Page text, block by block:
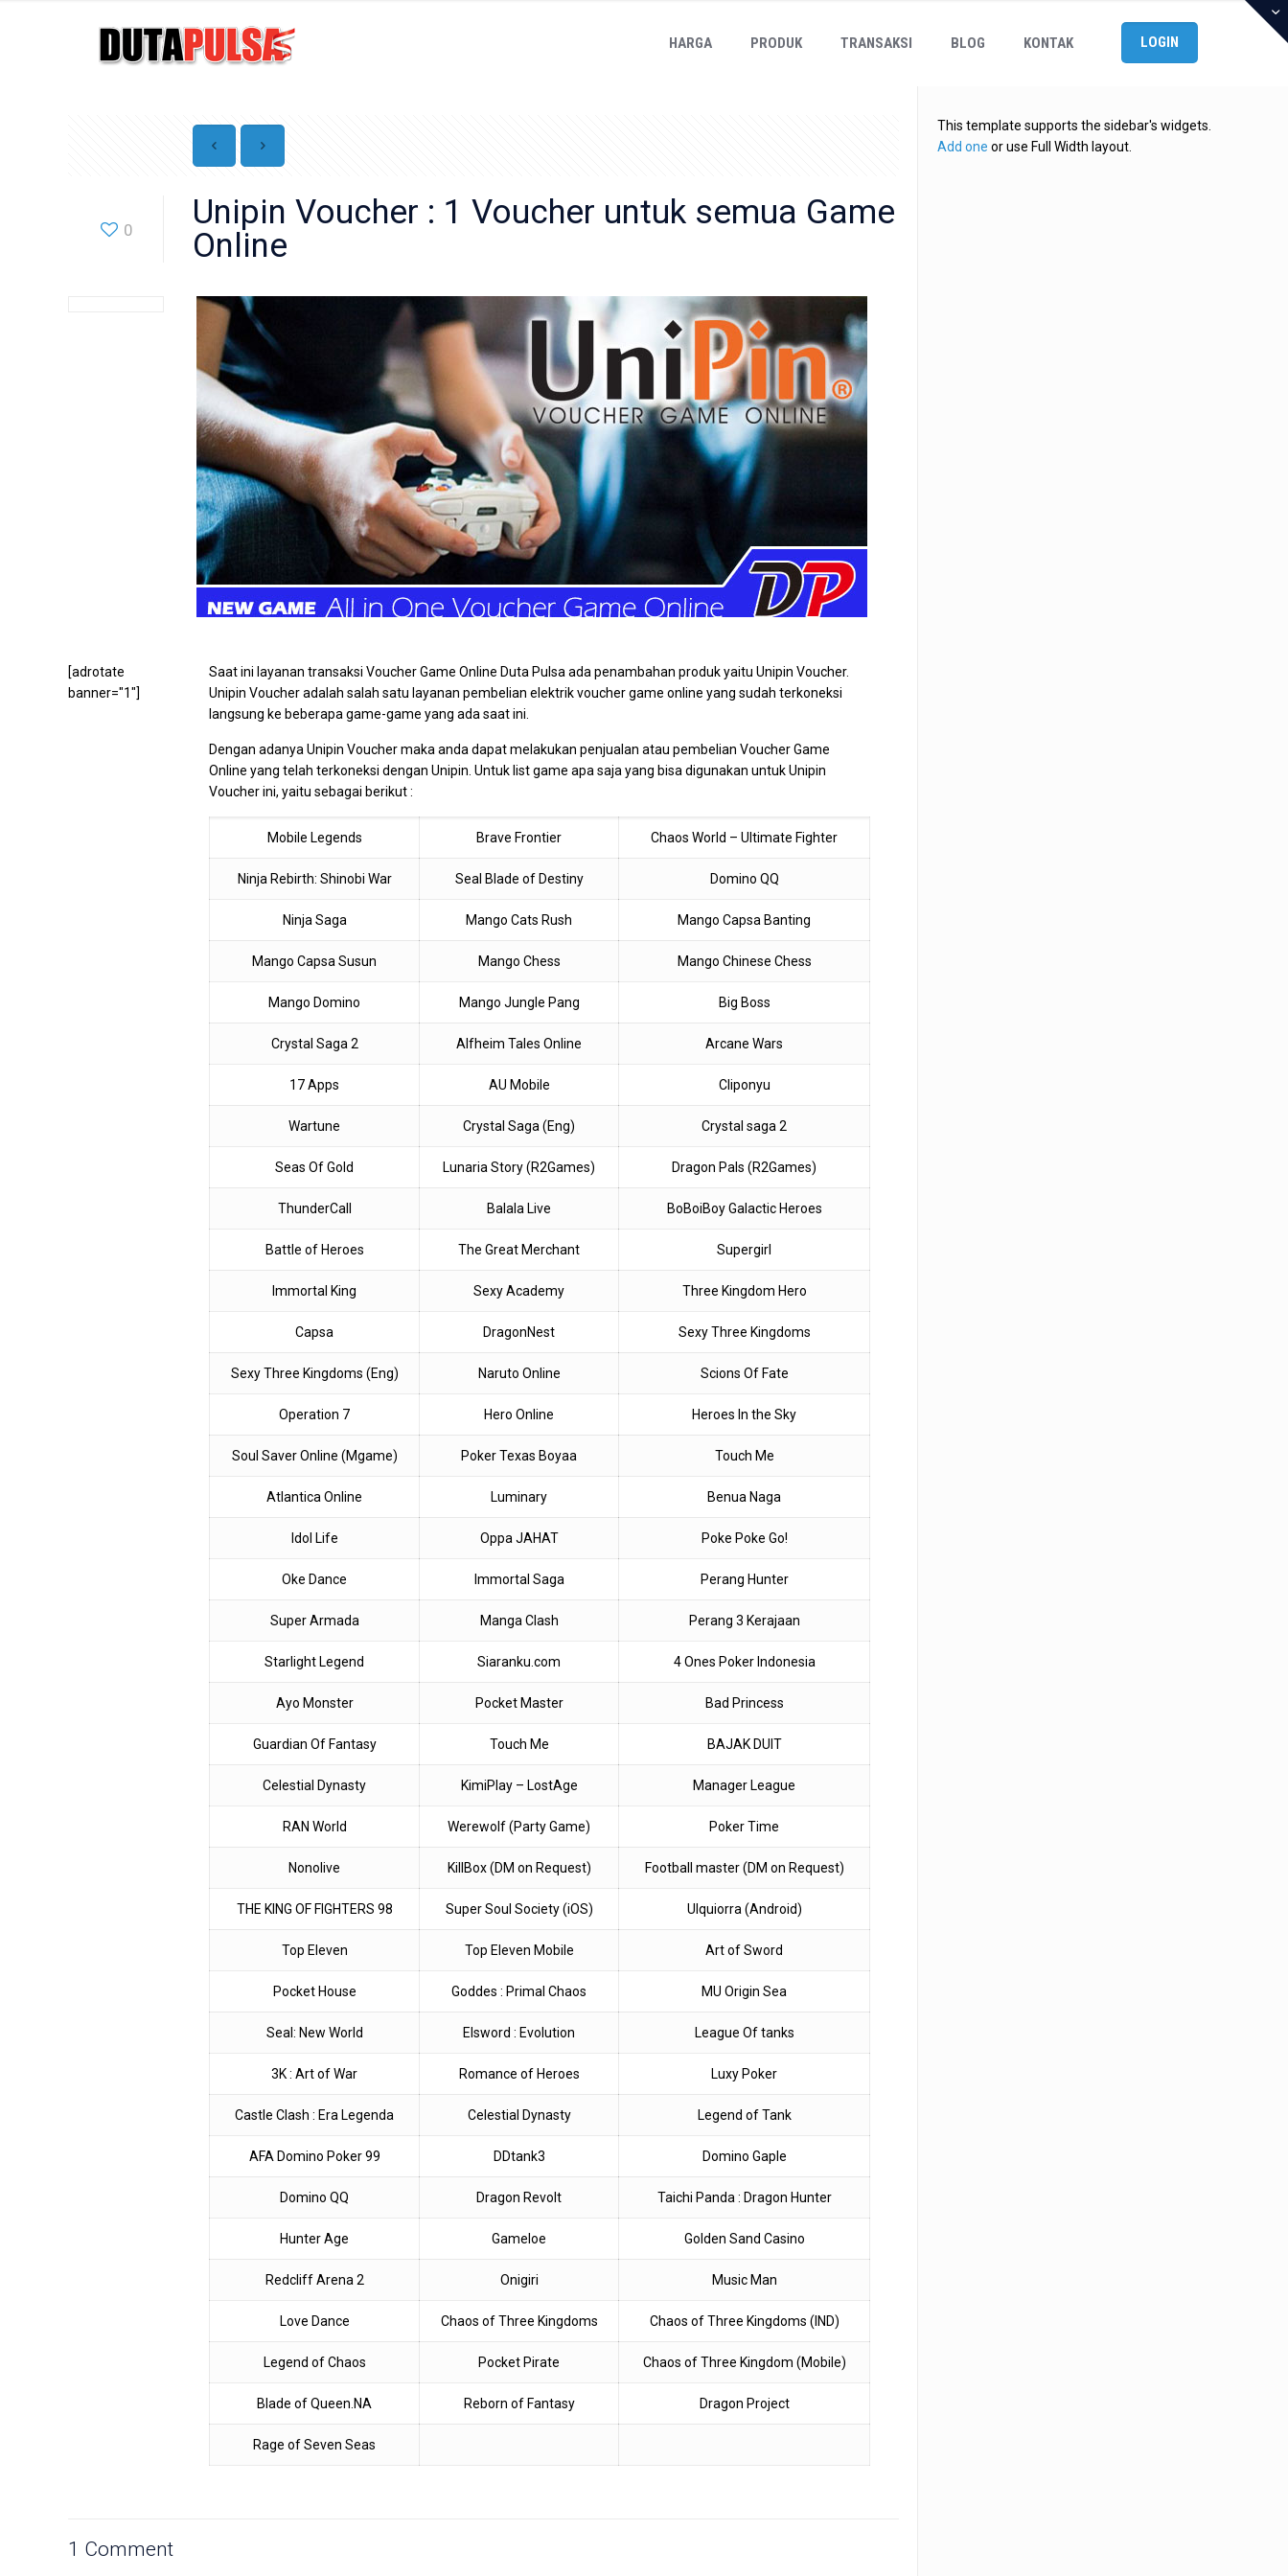
HARGA PRODUK TRANSAKSI BLOG KONTAK LOGIN
0
Unipin Voucher : 1 Voucher untuk semua Game
Online
[adrotate
banner="1"]
Saat ini layanan transaksi Voucher Game Online Duta Pulsa ada penambahan produk yaitu Unipin Voucher.
Unipin Voucher adalah salah satu layanan pembelian elektrik voucher game online yang sudah terkoneksi
langsung ke beberapa game-game yang ada saat ini.
Dengan adanya Unipin Voucher maka anda dapat melakukan penjualan atau pembelian Voucher Game
Online yang telah terkoneksi dengan Unipin. Untuk list game apa saja yang bisa digunakan untuk Unipin
Voucher ini, yaitu sebagai berikut :
Mobile Legends Brave Frontier Chaos World – Ultimate Fighter
Ninja Rebirth: Shinobi War Seal Blade of Destiny Domino QQ
Ninja Saga Mango Cats Rush Mango Capsa Banting
Mango Capsa Susun Mango Chess Mango Chinese Chess
Mango Domino Mango Jungle Pang Big Boss
Crystal Saga 2 Alfheim Tales Online Arcane Wars
17 Apps AU Mobile Cliponyu
Wartune Crystal Saga (Eng) Crystal saga 2
Seas Of Gold Lunaria Story (R2Games) Dragon Pals (R2Games)
ThunderCall Balala Live BoBoiBoy Galactic Heroes
Battle of Heroes The Great Merchant Supergirl
Immortal King Sexy Academy Three Kingdom Hero
Capsa DragonNest Sexy Three Kingdoms
Sexy Three Kingdoms (Eng) Naruto Online Scions Of Fate
Operation 7 Hero Online Heroes In the Sky
Soul Saver Online (Mgame) Poker Texas Boyaa Touch Me
Atlantica Online Luminary Benua Naga
Idol Life Oppa JAHAT Poke Poke Go!
Oke Dance Immortal Saga Perang Hunter
Super Armada Manga Clash Perang 3 Kerajaan
Starlight Legend Siaranku.com 4 Ones Poker Indonesia
Ayo Monster Pocket Master Bad Princess
Guardian Of Fantasy Touch Me BAJAK DUIT
Celestial Dynasty KimiPlay – LostAge Manager League
RAN World Werewolf (Party Game) Poker Time
Nonolive KillBox (DM on Request) Football master (DM on Request)
THE KING OF FIGHTERS 98 Super Soul Society (iOS) Ulquiorra (Android)
Top Eleven Top Eleven Mobile Art of Sword
Pocket House Goddes : Primal Chaos MU Origin Sea
Seal: New World Elsword : Evolution League Of tanks
3K : Art of War Romance of Heroes Luxy Poker
Castle Clash : Era Legenda Celestial Dynasty Legend of Tank
AFA Domino Poker 99 DDtank3 Domino Gaple
Domino QQ Dragon Revolt Taichi Panda : Dragon Hunter
Hunter Age Gameloe Golden Sand Casino
Redcliff Arena 2 Onigiri Music Man
Love Dance Chaos of Three Kingdoms Chaos of Three Kingdoms (IND)
Legend of Chaos Pocket Pirate Chaos of Three Kingdom (Mobile)
Blade of Queen.NA Reborn of Fantasy Dragon Project
Rage of Seven Seas
1 Comment
This template supports the sidebar's widgets.
Add one or use Full Width layout.